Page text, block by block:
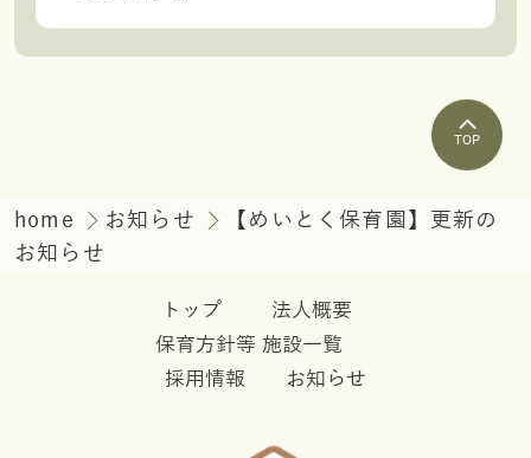
TOP
home お知らせ
【めいとく保育園】更新の
お知らせ
トップ
法人概要
保育方針等 施設一覧
採用情報
お知らせ